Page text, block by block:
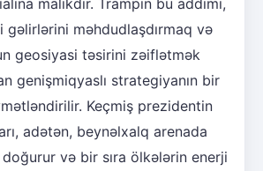
gəlirlərini məhdudlaşdırmaq və
geosiyasi təsirini zəiflətmək
genişmiqyaslı strategiyanın bir
Keçmiş prezidentin
adətən, beynəlxalq arenada
və bir sıra ölkələrin enerji